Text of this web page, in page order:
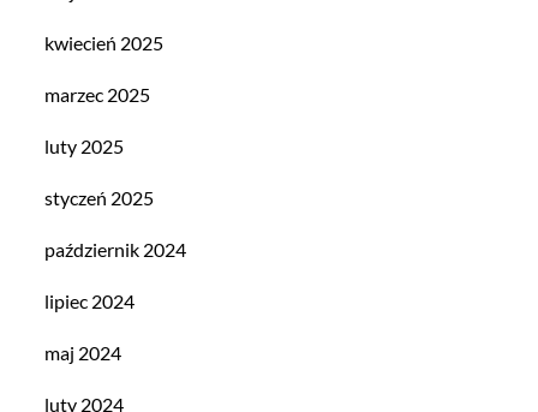
kwiecień 2025
marzec 2025
luty 2025
styczeń 2025
październik 2024
lipiec 2024
maj 2024
luty 2024